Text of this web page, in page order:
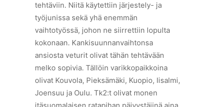
tehtäviin. Niitä käytettiin järjestely- ja
työjunissa sekä yhä enemmän
vaihtotyössä, johon ne siirrettiin lopulta
kokonaan. Kankisuunnanvaihtonsa
ansiosta veturit olivat tähän tehtävään
melko sopivia. Tällöin varikkopaikkoina
olivat Kouvola, Pieksämäki, Kuopio, Iisalmi,
Joensuu ja Oulu. Tk2:t olivat monen